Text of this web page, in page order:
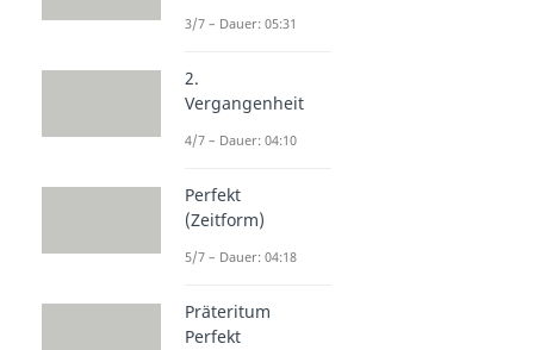
3/7 – Dauer: 05:31
2.
Vergangenheit
4/7 – Dauer: 04:10
Perfekt
(Zeitform)
5/7 – Dauer: 04:18
Präteritum
Perfekt